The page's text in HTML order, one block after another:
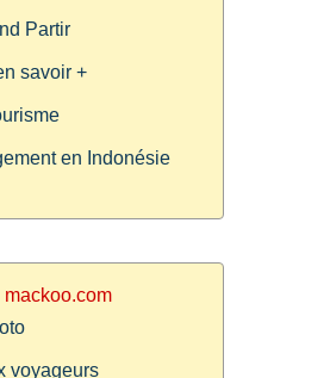
Partir
savoir +
en Indonésie
mackoo.com
voyageurs